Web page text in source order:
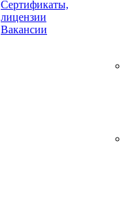
Сертификаты,
лицензии
Вакансии